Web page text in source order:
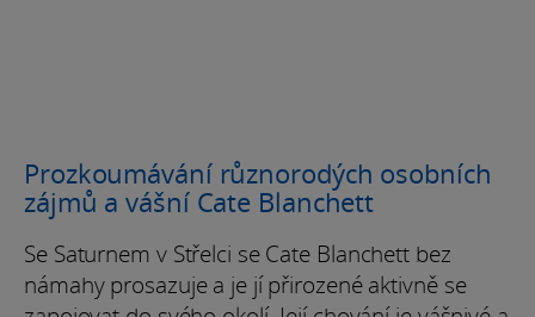
Prozkoumávání různorodých osobních
zájmů a vášní Cate Blanchett
Se Saturnem v Střelci se Cate Blanchett bez
námahy prosazuje a je jí přirozené aktivně se